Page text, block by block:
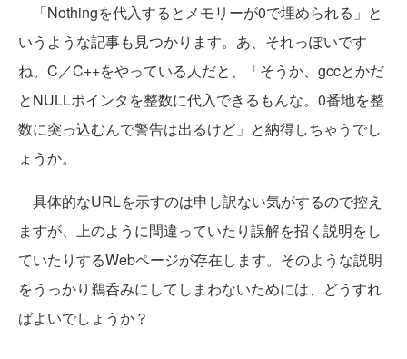
「Nothingを代入するとメモリーが0で埋められる」と
いうような記事も見つかります。あ、それっぽいです
ね。C／C++をやっている人だと、「そうか、gccとかだ
とNULLポインタを整数に代入できるもんな。0番地を整
数に突っ込むんで警告は出るけど」と納得しちゃうでし
ょうか。
具体的なURLを示すのは申し訳ない気がするので控え
ますが、上のように間違っていたり誤解を招く説明をし
ていたりするWebページが存在します。そのような説明
をうっかり鵜呑みにしてしまわないためには、どうすれ
ばよいでしょうか？